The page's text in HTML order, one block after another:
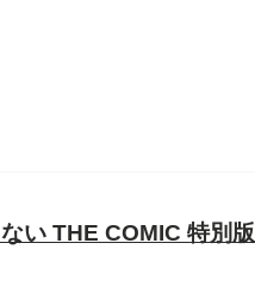
い THE COMIC 特別版